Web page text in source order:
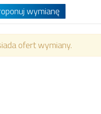
wymianę
ofert wymiany.